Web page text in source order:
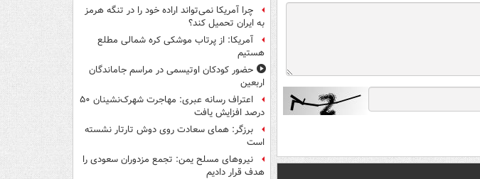
چرا آمریکا نمی‌تواند اراده خود را در تنگه هرمز
به ایران تحمیل کند؟
آمریکا: از پرتاب موشکی کره شمالی مطلع
هستیم
حضور کودکان اوتیسمی در مراسم جاماندگان
اربعین
اعتراف رسانه عبری: مهاجرت شهرک‌نشینان ۵۰
درصد افزایش یافت
برزگر: همای سعادت روی دوش تارتار نشسته
است
نیروهای مسلح یمن: تجمع مزدوران سعودی را
هدف قرار دادیم